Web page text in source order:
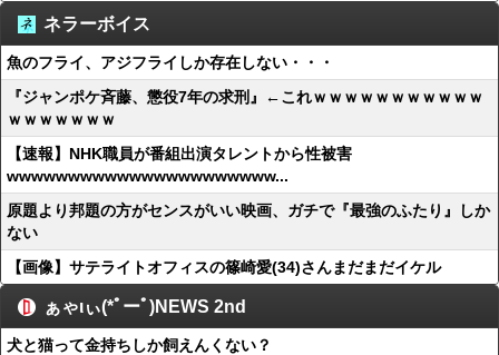
ネラーボイス
魚のフライ、アジフライしか存在しない・・・
『ジャンポケ斉藤、懲役7年の求刑』←これｗｗｗｗｗｗｗｗｗｗｗ
ｗｗｗｗｗｗｗ
【速報】NHK職員が番組出演タレントから性被害
wwwwwwwwwwwwwwwwwwwwww...
原題より邦題の方がセンスがいい映画、ガチで『最強のふたり』しか
ない
【画像】サテライトオフィスの篠崎愛(34)さんまだまだイケル
ぁゃιぃ(*ﾟーﾟ)NEWS 2nd
犬と猫って金持ちしか飼えんくない？